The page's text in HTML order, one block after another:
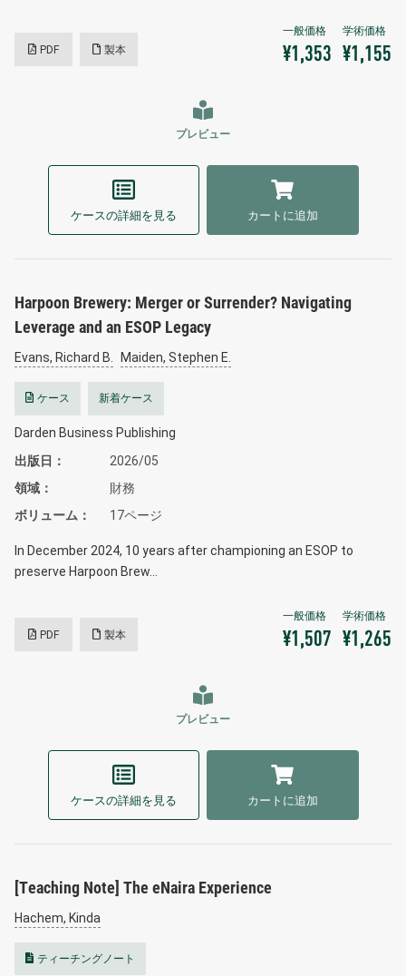
PDF 製本 ¥1,353 ¥1,155
プレビュー
ケースの詳細を見る カートに追加
Harpoon Brewery: Merger or Surrender? Navigating
Leverage and an ESOP Legacy
Evans, Richard B. Maiden, Stephen E.
ケース 新着ケース
Darden Business Publishing
出版日
2026/05
領域
財務
ボリューム
17ページ
In December 2024, 10 years after championing an ESOP to
preserve Harpoon Brew…
PDF 製本 ¥1,507 ¥1,265
プレビュー
ケースの詳細を見る カートに追加
[Teaching Note] The eNaira Experience
Hachem, Kinda
ティーチングノート